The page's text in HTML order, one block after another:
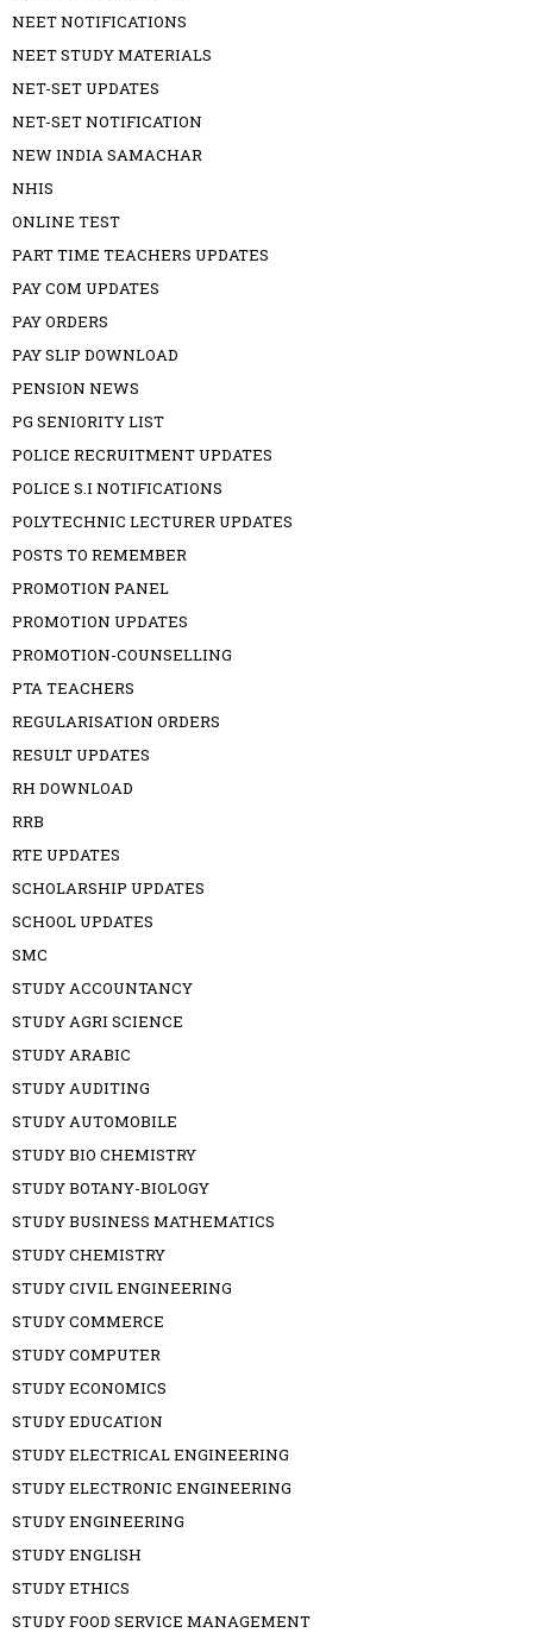
NEET NOTIFICATIONS
NEET STUDY MATERIALS
NET-SET UPDATES
NET-SET NOTIFICATION
NEW INDIA SAMACHAR
NHIS
ONLINE TEST
PART TIME TEACHERS UPDATES
PAY COM UPDATES
PAY ORDERS
PAY SLIP DOWNLOAD
PENSION NEWS
PG SENIORITY LIST
POLICE RECRUITMENT UPDATES
POLICE S.I NOTIFICATIONS
POLYTECHNIC LECTURER UPDATES
POSTS TO REMEMBER
PROMOTION PANEL
PROMOTION UPDATES
PROMOTION-COUNSELLING
PTA TEACHERS
REGULARISATION ORDERS
RESULT UPDATES
RH DOWNLOAD
RRB
RTE UPDATES
SCHOLARSHIP UPDATES
SCHOOL UPDATES
SMC
STUDY ACCOUNTANCY
STUDY AGRI SCIENCE
STUDY ARABIC
STUDY AUDITING
STUDY AUTOMOBILE
STUDY BIO CHEMISTRY
STUDY BOTANY-BIOLOGY
STUDY BUSINESS MATHEMATICS
STUDY CHEMISTRY
STUDY CIVIL ENGINEERING
STUDY COMMERCE
STUDY COMPUTER
STUDY ECONOMICS
STUDY EDUCATION
STUDY ELECTRICAL ENGINEERING
STUDY ELECTRONIC ENGINEERING
STUDY ENGINEERING
STUDY ENGLISH
STUDY ETHICS
STUDY FOOD SERVICE MANAGEMENT